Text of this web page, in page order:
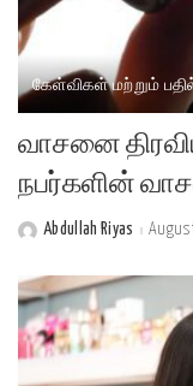
கேள்விகள் மற்றும்
வாசனை
நபர்களின்
PostedAbdullah Riyas